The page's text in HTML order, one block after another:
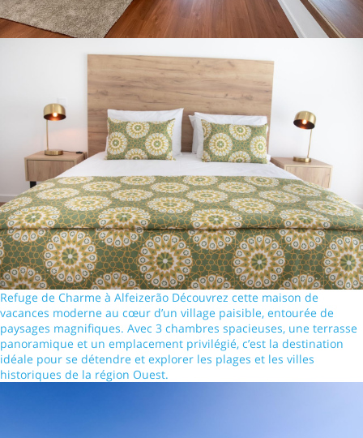
Refuge de Charme à Alfeizerão Découvrez cette maison de
vacances moderne au cœur d’un village paisible, entourée de
paysages magnifiques. Avec 3 chambres spacieuses, une terrasse
panoramique et un emplacement privilégié, c’est la destination
idéale pour se détendre et explorer les plages et les villes
historiques de la région Ouest.